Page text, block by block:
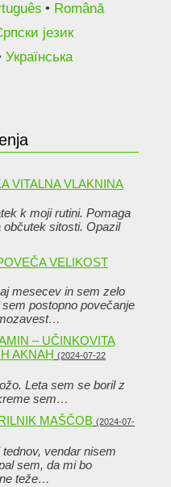
Română
језик
Українська
VITALNA VLAKNINA
k moji rutini. Pomaga
občutek sitosti. Opazil
VELIKOST
mesecev in sem zelo
postopno povečanje
– UČINKOVITA
AKNAH (2024-07-22
Leta sem se boril z
sem…
MAŠČOB (2024-07-
vendar nisem
sem, da mi bo
teže…